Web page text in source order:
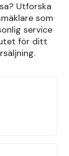
Utforska
som
service
för ditt